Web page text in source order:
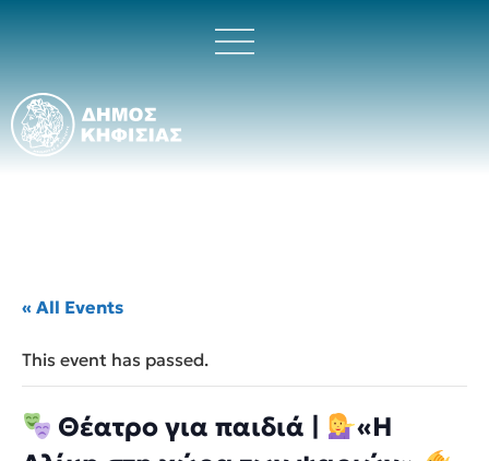
« All Events
This event has passed.
Θέατρο για παιδιά |
«Η